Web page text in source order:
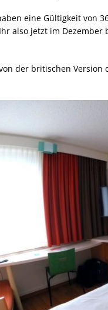
eine Gültigkeit
also jetzt im
der britischen